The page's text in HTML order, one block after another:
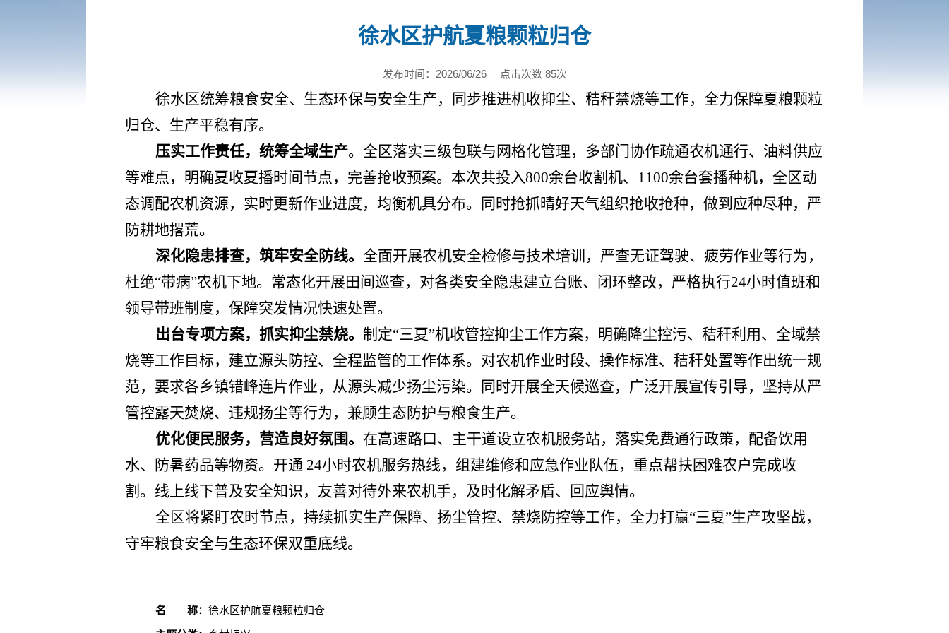
徐水区护航夏粮颗粒归仓
发布时间：2026/06/26 点击次数 85次
徐水区统筹粮食安全、生态环保与安全生产，同步推进机收抑尘、秸秆禁烧等工作，全力保障夏粮颗粒
归仓、生产平稳有序。
压实工作责任，统筹全域生产。全区落实三级包联与网格化管理，多部门协作疏通农机通行、油料供应
等难点，明确夏收夏播时间节点，完善抢收预案。本次共投入800余台收割机、1100余台套播种机，全区动
态调配农机资源，实时更新作业进度，均衡机具分布。同时抢抓晴好天气组织抢收抢种，做到应种尽种，严
防耕地撂荒。
深化隐患排查，筑牢安全防线。 全面开展农机安全检修与技术培训，严查无证驾驶、疲劳作业等行为，
杜绝“带病”农机下地。常态化开展田间巡查，对各类安全隐患建立台账、闭环整改，严格执行24小时值班和
领导带班制度，保障突发情况快速处置。
出台专项方案，抓实抑尘禁烧。 制定“三夏”机收管控抑尘工作方案，明确降尘控污、秸秆利用、全域禁
烧等工作目标，建立源头防控、全程监管的工作体系。对农机作业时段、操作标准、秸秆处置等作出统一规
范，要求各乡镇错峰连片作业，从源头减少扬尘污染。同时开展全天候巡查，广泛开展宣传引导，坚持从严
管控露天焚烧、违规扬尘等行为，兼顾生态防护与粮食生产。
优化便民服务，营造良好氛围。 在高速路口、主干道设立农机服务站，落实免费通行政策，配备饮用
水、防暑药品等物资。开通 24小时农机服务热线，组建维修和应急作业队伍，重点帮扶困难农户完成收
割。线上线下普及安全知识，友善对待外来农机手，及时化解矛盾、回应舆情。
全区将紧盯农时节点，持续抓实生产保障、扬尘管控、禁烧防控等工作，全力打赢“三夏”生产攻坚战，
守牢粮食安全与生态环保双重底线。
名 称： 徐水区护航夏粮颗粒归仓